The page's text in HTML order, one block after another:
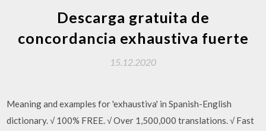
Descarga gratuita de
concordancia exhaustiva fuerte
15.12.2020
Meaning and examples for 'exhaustiva' in Spanish-English
dictionary. √ 100% FREE. √ Over 1,500,000 translations. √ Fast